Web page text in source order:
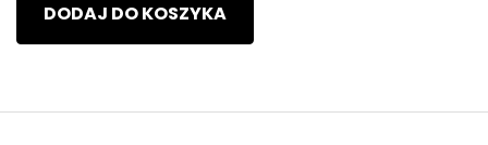
DODAJ DO KOSZYKA